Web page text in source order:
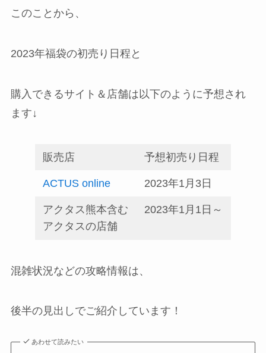
このことから、
2023年福袋の初売り日程と
購入できるサイト＆店舗は以下のように予想され
ます↓
販売店 予想初売り日程
ACTUS online 2023年1月3日
アクタス熊本含む
アクタスの店舗
2023年1月1日～
混雑状況などの攻略情報は、
後半の見出しでご紹介しています！
あわせて読みたい